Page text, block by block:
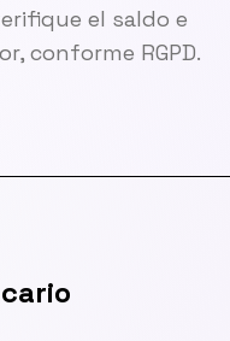
el saldo e
conforme RGPD.